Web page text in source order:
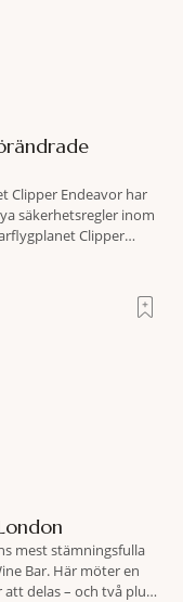
Clipper Endeavor har
säkerhetsregler inom
Clipper
mest stämningsfulla
Bar. Här möter en
delas – och två plus